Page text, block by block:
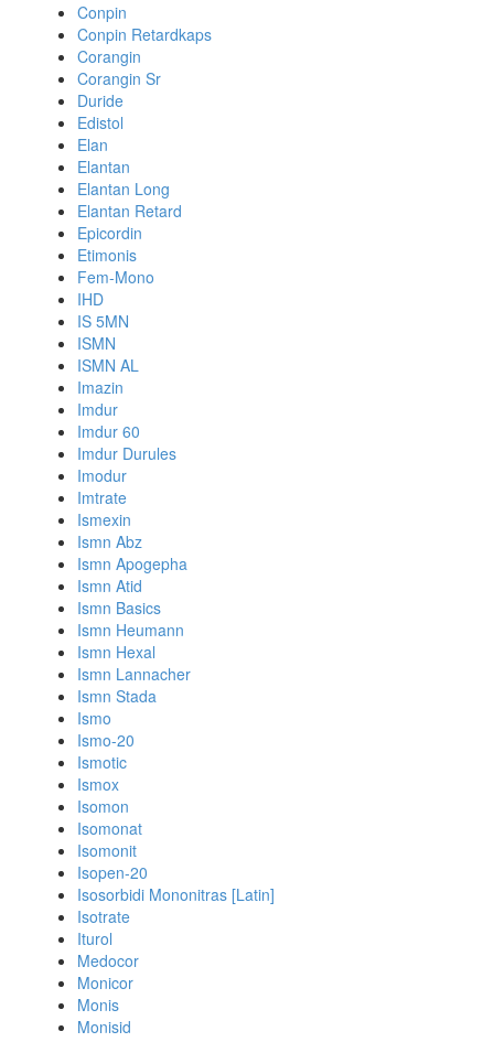
Conpin
Conpin Retardkaps
Corangin
Corangin Sr
Duride
Edistol
Elan
Elantan
Elantan Long
Elantan Retard
Epicordin
Etimonis
Fem-Mono
IHD
IS 5MN
ISMN
ISMN AL
Imazin
Imdur
Imdur 60
Imdur Durules
Imodur
Imtrate
Ismexin
Ismn Abz
Ismn Apogepha
Ismn Atid
Ismn Basics
Ismn Heumann
Ismn Hexal
Ismn Lannacher
Ismn Stada
Ismo
Ismo-20
Ismotic
Ismox
Isomon
Isomonat
Isomonit
Isopen-20
Isosorbidi Mononitras [Latin]
Isotrate
Iturol
Medocor
Monicor
Monis
Monisid